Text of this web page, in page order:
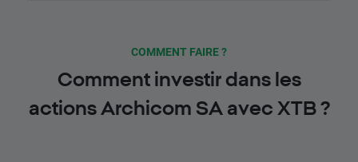
COMMENT FAIRE ?
Comment investir dans les
actions Archicom SA avec XTB ?